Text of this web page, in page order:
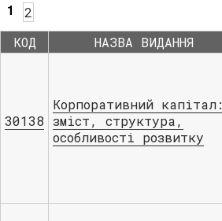
1
2
КОД
НАЗВА ВИДАННЯ
30138
Корпоративний капітал:
зміст, структура,
особливості розвитку